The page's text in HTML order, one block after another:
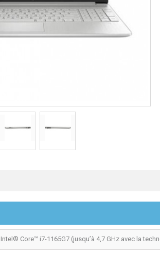
Intel® Core™ i7-1165G7 (jusqu’à 4,7 GHz avec la